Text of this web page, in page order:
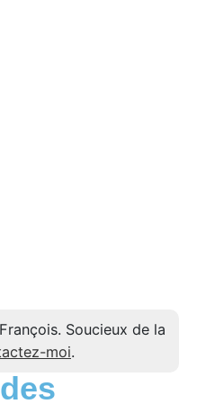
Soucieux de la
moi.